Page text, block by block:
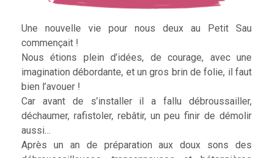
Une nouvelle vie pour nous deux au Petit Sau
commençait !
Nous étions plein d’idées, de courage, avec une
imagination débordante, et un gros brin de folie, il faut
bien l’avouer !
Car avant de s’installer il a fallu débroussailler,
déchaumer, rafistoler, rebâtir, un peu finir de démolir
aussi…
Après un an de préparation aux doux sons des